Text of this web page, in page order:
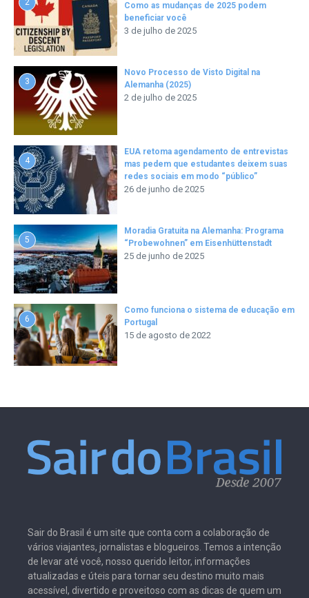
Como as mudanças de 2025 podem
beneficiar você
3 de julho de 2025
3
Novo Processo de Visto Digital na
Alemanha (2025)
2 de julho de 2025
4
EUA retoma agendamento de entrevistas
mas pedem que estudantes deixem suas
redes sociais em modo “público”
26 de junho de 2025
5
Moradia Gratuita na Alemanha: Programa
“Probewohnen” em Eisenhüttenstadt
25 de junho de 2025
6
Como funciona o sistema de educação em
Portugal
15 de agosto de 2022
Sair do Brasil é um site que conta com a colaboração de
vários viajantes, jornalistas e blogueiros. Temos a intenção
de levar até você, nosso querido leitor, informações
atualizadas e úteis para tornar seu destino muito mais
acessível, divertido e proveitoso com as dicas de quem um